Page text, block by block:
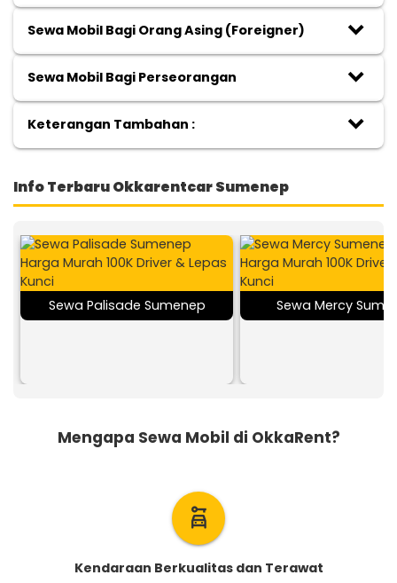
Sewa Mobil Bagi Orang Asing (Foreigner) keyboard_arrow_down
Sewa Mobil Bagi Perseorangan keyboard_arrow_down
Keterangan Tambahan : keyboard_arrow_down
Info Terbaru Okkarentcar Sumenep
Sewa Palisade Sumenep Sewa Mercy
Mengapa Sewa Mobil di OkkaRent?
car_rental
Kendaraan Berkualitas dan Terawat